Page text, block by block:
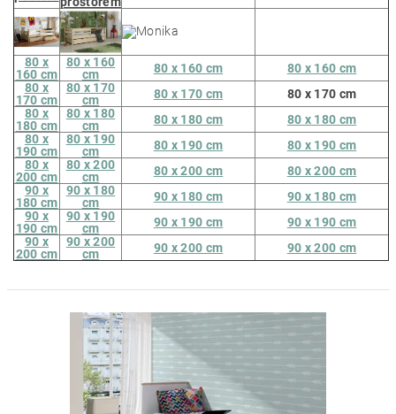
80 x
160 cm
80 x 160
cm
80 x 160 cm
80 x 160 cm
80 x
170 cm
80 x 170
cm
80 x 170 cm
80 x 170 cm
80 x
180 cm
80 x 180
cm
80 x 180 cm
80 x 180 cm
80 x
190 cm
80 x 190
cm
80 x 190 cm
80 x 190 cm
80 x
200 cm
80 x 200
cm
80 x 200 cm
80 x 200 cm
90 x
180 cm
90 x 180
cm
90 x 180 cm
90 x 180 cm
90 x
190 cm
90 x 190
cm
90 x 190 cm
90 x 190 cm
90 x
200 cm
90 x 200
cm
90 x 200 cm 90 x 200 cm